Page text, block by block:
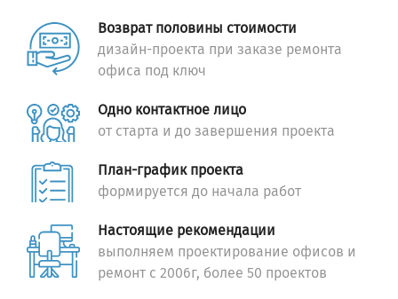
Возврат половины стоимости
дизайн-проекта при заказе ремонта
офиса под ключ
Одно контактное лицо
от старта и до завершения проекта
План-график проекта
формируется до начала работ
Настоящие рекомендации
выполняем проектирование офисов и
ремонт с 2006г, более 50 проектов